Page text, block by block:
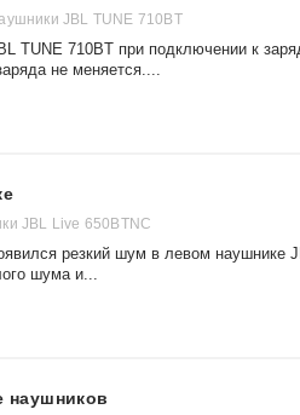
JBL TUNE 710BT
TUNE 710BT при подключении к
не меняется....
JBL Live 650BTNC
резкий шум в левом наушнике
шума и...
наушников